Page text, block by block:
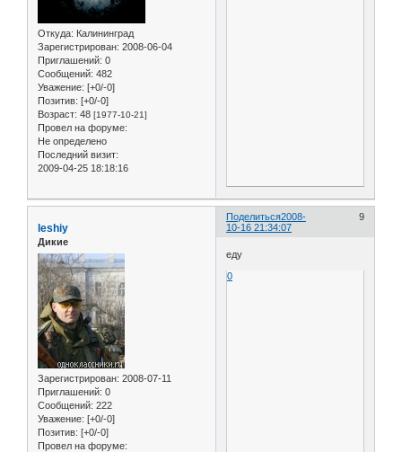
Откуда: Калининград
Зарегистрирован: 2008-06-04
Приглашений: 0
Сообщений: 482
Уважение: [+0/-0]
Позитив: [+0/-0]
Возраст: 48 [1977-10-21]
Провел на форуме:
Не определено
Последний визит:
2009-04-25 18:18:16
Поделиться 9
2008-
10-16 21:34:07
leshiy
Дикие
Зарегистрирован: 2008-07-11
Приглашений: 0
Сообщений: 222
Уважение: [+0/-0]
Позитив: [+0/-0]
Провел на форуме:
еду
0